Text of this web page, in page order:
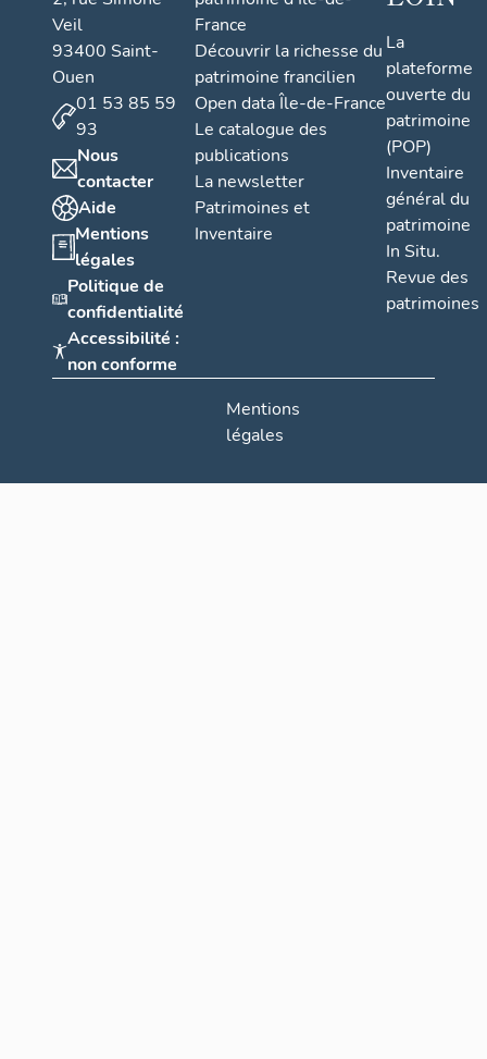
Veil
93400 Saint-
Ouen
01 53 85 59
93
Nous
contacter
Aide
Mentions
légales
Politique de
confidentialité
Accessibilité :
non conforme
France
Découvrir la richesse du
patrimoine francilien
Open data Île-de-France
Le catalogue des
publications
La newsletter
Patrimoines et
Inventaire
La
plateforme
ouverte du
patrimoine
(POP)
Inventaire
général du
patrimoine
In Situ.
Revue des
patrimoines
Mentions
légales